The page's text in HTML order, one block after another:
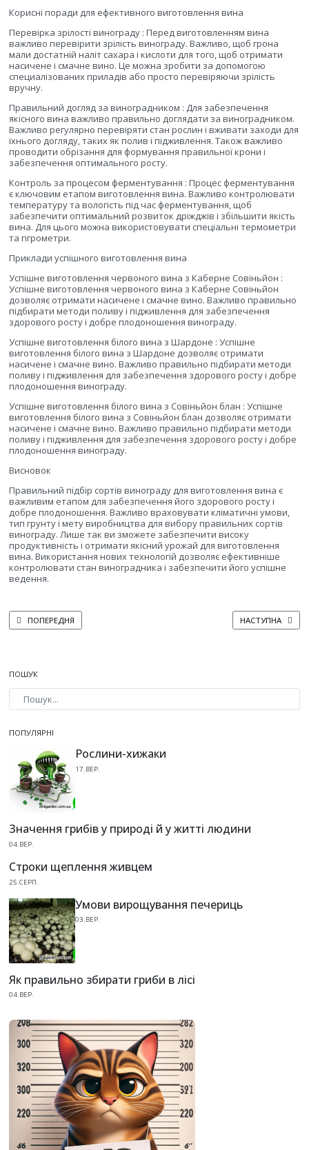
Корисні поради для ефективного виготовлення вина
Перевірка зрілості винограду : Перед виготовленням вина
важливо перевірити зрілість винограду. Важливо, щоб грона
мали достатній наліт сахара і кислоти для того, щоб отримати
насичене і смачне вино. Це можна зробити за допомогою
специалізованих приладів або просто перевіряючи зрілість
вручну.
Правильний догляд за виноградником : Для забезпечення
якісного вина важливо правильно доглядати за виноградником.
Важливо регулярно перевіряти стан рослин і вживати заходи для
їхнього догляду, таких як полив і підживлення. Також важливо
проводити обрізання для формування правильної крони і
забезпечення оптимального росту.
Контроль за процесом ферментування : Процес ферментування
є ключовим етапом виготовлення вина. Важливо контролювати
температуру та вологість під час ферментування, щоб
забезпечити оптимальний розвиток дріжджів і збільшити якість
вина. Для цього можна використовувати спеціальні термометри
та гігрометри.
Приклади успішного виготовлення вина
Успішне виготовлення червоного вина з Каберне Совіньйон :
Успішне виготовлення червоного вина з Каберне Совіньйон
дозволяє отримати насичене і смачне вино. Важливо правильно
підбирати методи поливу і підживлення для забезпечення
здорового росту і добре плодоношення винограду.
Успішне виготовлення білого вина з Шардоне : Успішне
виготовлення білого вина з Шардоне дозволяє отримати
насичене і смачне вино. Важливо правильно підбирати методи
поливу і підживлення для забезпечення здорового росту і добре
плодоношення винограду.
Успішне виготовлення білого вина з Совіньйон блан : Успішне
виготовлення білого вина з Совіньйон блан дозволяє отримати
насичене і смачне вино. Важливо правильно підбирати методи
поливу і підживлення для забезпечення здорового росту і добре
плодоношення винограду.
Висновок
Правильний підбір сортів винограду для виготовлення вина є
важливим етапом для забезпечення його здорового росту і
добре плодоношення. Важливо враховувати кліматичні умови,
тип грунту і мету виробництва для вибору правильних сортів
винограду. Лише так ви зможете забезпечити високу
продуктивність і отримати якісний урожай для виготовлення
вина. Використання нових технологій дозволяє ефективніше
контролювати стан виноградника і забезпечити його успішне
ведення.
ПОПЕРЕДНЯ СТАТТЯ: ЯК ПРАВИЛЬНО ПІДБИРАТИ СОРТИ ВИНОГРАДУ ДЛЯ
ПОПЕРЕДНЯ НАСТУПНА
НАСТУПНА
ПОШУК
ПОПУЛЯРНІ
Рослини-хижаки
17.ВЕР.
Значення грибів у природі й у житті людини
04.ВЕР.
Строки щеплення живцем
25.СЕРП.
Умови вирощування печериць
03.ВЕР.
Як правильно збирати гриби в лісі
04.ВЕР.